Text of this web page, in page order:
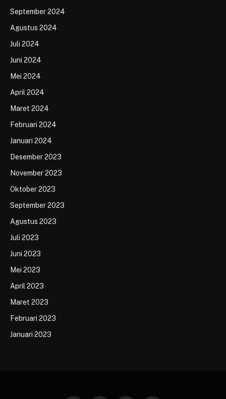
September 2024
Agustus 2024
Juli 2024
Juni 2024
Mei 2024
April 2024
Maret 2024
Februari 2024
Januari 2024
Desember 2023
November 2023
Oktober 2023
September 2023
Agustus 2023
Juli 2023
Juni 2023
Mei 2023
April 2023
Maret 2023
Februari 2023
Januari 2023